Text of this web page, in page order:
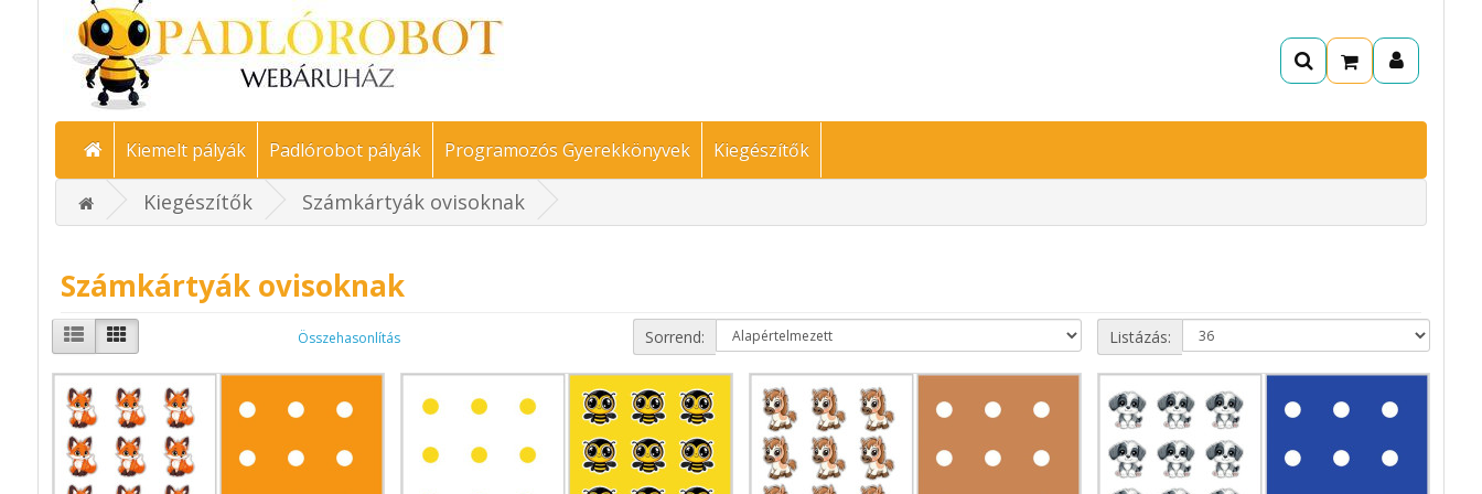
Kiemelt pályák Padlórobot pályák Programozós Gyerekkönyvek Kiegészítők
Kiegészítők Számkártyák ovisoknak
Számkártyák ovisoknak
Összehasonlítás Sorrend: Listázás: